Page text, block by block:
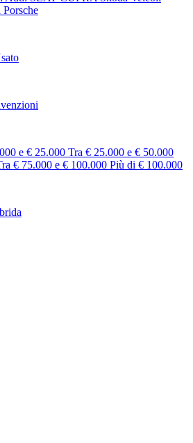
Porsche
e € 25.000 Tra € 25.000 e € 50.000
€ 75.000 e € 100.000 Più di € 100.000